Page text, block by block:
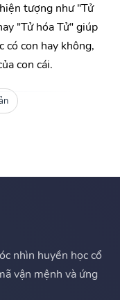
tượng như "Tử
"Tử hóa Tử" giúp
có con hay không,
con cái.
nhìn huyền học cổ
vận mệnh và ứng